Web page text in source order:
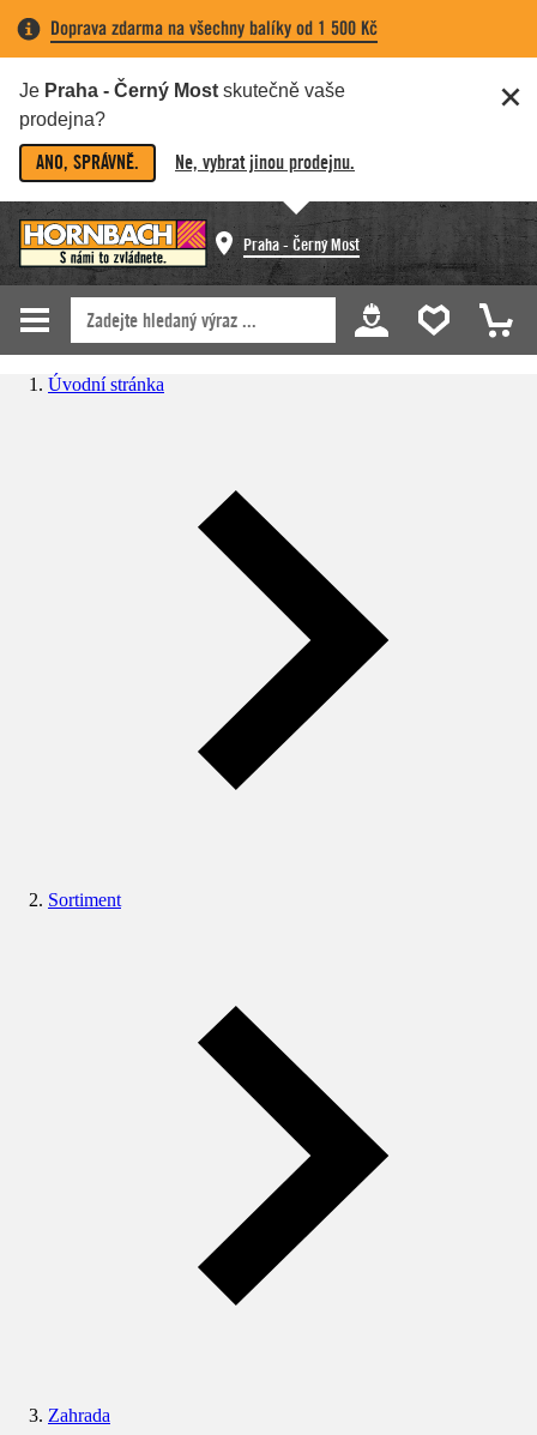
Doprava zdarma na všechny balíky od 1 500 Kč
Je Praha - Černý Most skutečně vaše
prodejna?
ANO, SPRÁVNĚ. Ne, vybrat jinou prodejnu.
Praha - Černý Most
Úvodní stránka
Sortiment
Zahrada